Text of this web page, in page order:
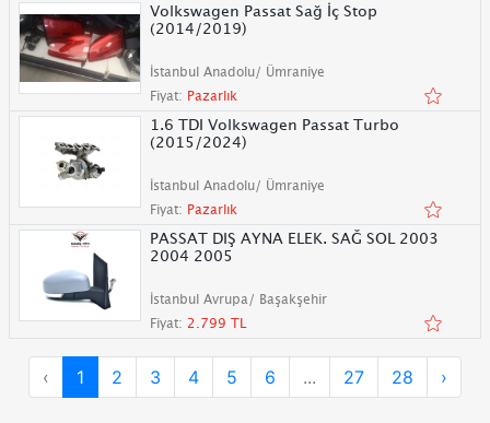
Volkswagen Passat Sağ İç Stop
(2014/2019)
İstanbul Anadolu/ Ümraniye
Fiyat: Pazarlık
1.6 TDI Volkswagen Passat Turbo
(2015/2024)
İstanbul Anadolu/ Ümraniye
Fiyat: Pazarlık
PASSAT DIŞ AYNA ELEK. SAĞ SOL 2003
2004 2005
İstanbul Avrupa/ Başakşehir
Fiyat: 2.799 TL
‹ 1 2 3 4 5 6 ... 27 28 ›